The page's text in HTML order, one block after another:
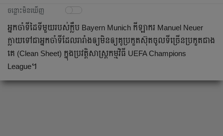
ចន្លោះមិនឃើញ
អ្នក​ចាំ​ទី​ដៃ​ទី​មួយ​របស់​ក្លឹប Bayern Munich កីឡាករ Manuel Neuer
ក្លាយ​ទៅ​ជា​អ្នក​ចាំ​ទី​ដែល​រារាំង​ឲ្យ​មិន​ឲ្យ​គូ​ប្រកួត​ស៊ុត​ចូល​ទី​ច្រើន​ប្រកួត​ជាង​
គេ (Clean Sheet) ក្នុង​ប្រវត្តិសាស្ត្រ​កម្មវិធី UEFA Champions
League។